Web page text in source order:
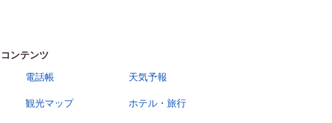
コンテンツ
電話帳
天気予報
観光マップ ホテル・旅行